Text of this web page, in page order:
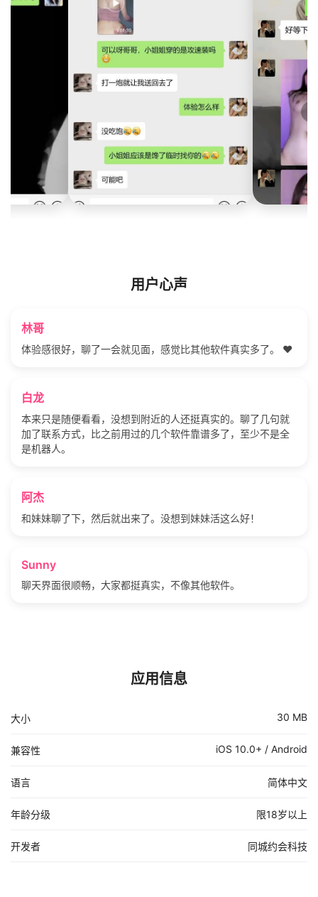
用户心声
林哥
体验感很好，聊了一会就见面，感觉比其他软件真实多了。 ❤️
白龙
本来只是随便看看，没想到附近的人还挺真实的。聊了几句就
加了联系方式，比之前用过的几个软件靠谱多了，至少不是全
是机器人。
阿杰
和妹妹聊了下，然后就出来了。没想到妹妹活这么好！
Sunny
聊天界面很顺畅，大家都挺真实，不像其他软件。
应用信息
大小 30 MB
兼容性 iOS 10.0+ / Android
语言 简体中文
年龄分级 限18岁以上
开发者 同城约会科技